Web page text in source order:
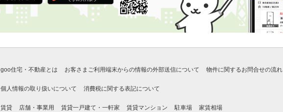
goo住宅・不動産とは お客さまご利用端末からの情報の外部送信について 物件に関するお問合せの流れ
個人情報の取り扱いについて 消費税に関する表記について
賃貸 店舗・事業用 賃貸一戸建て・一軒家 賃貸マンション 駐車場 家賃相場